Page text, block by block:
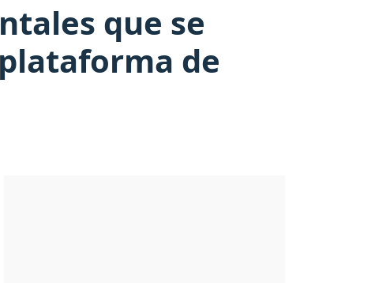
que se
de